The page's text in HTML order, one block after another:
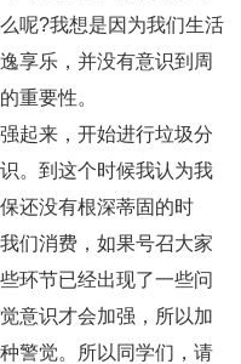
呢?我想是因为我们生活
享乐，并没有意识到周
重要性。
起来，开始进行垃圾分
。到这个时候我认为我
还没有根深蒂固的时
们消费，如果号召大家
环节已经出现了一些问
意识才会加强，所以加
警觉。所以同学们，请